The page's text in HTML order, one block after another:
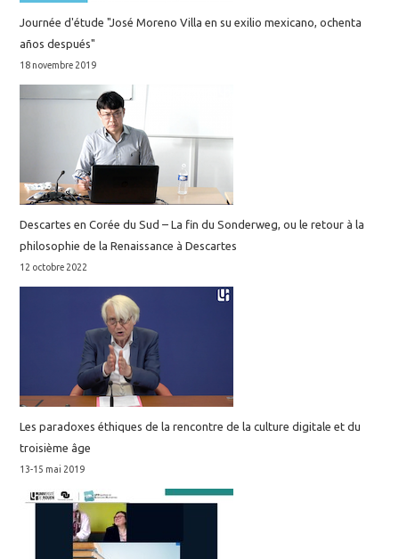
Journée d'étude "José Moreno Villa en su exilio mexicano, ochenta
años después"
18 novembre 2019
Descartes en Corée du Sud – La fin du Sonderweg, ou le retour à la
philosophie de la Renaissance à Descartes
12 octobre 2022
Les paradoxes éthiques de la rencontre de la culture digitale et du
troisième âge
13-15 mai 2019